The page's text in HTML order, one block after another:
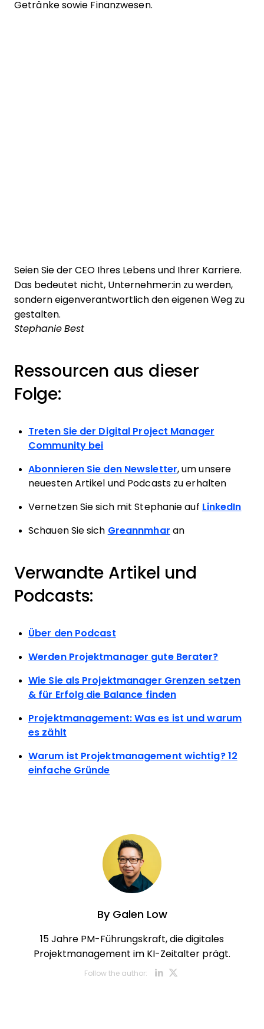
Getränke sowie Finanzwesen.
Seien Sie der CEO Ihres Lebens und Ihrer Karriere.
Das bedeutet nicht, Unternehmer:in zu werden,
sondern eigenverantwortlich den eigenen Weg zu
gestalten.
Stephanie Best
Ressourcen aus dieser
Folge:
Treten Sie der Digital Project Manager
Community bei
Abonnieren Sie den Newsletter, um unsere
neuesten Artikel und Podcasts zu erhalten
Vernetzen Sie sich mit Stephanie auf LinkedIn
Schauen Sie sich Greannmhar an
Verwandte Artikel und
Podcasts:
Über den Podcast
Werden Projektmanager gute Berater?
Wie Sie als Projektmanager Grenzen setzen
& für Erfolg die Balance finden
Projektmanagement: Was es ist und warum
es zählt
Warum ist Projektmanagement wichtig? 12
einfache Gründe
ByGalen Low
15 Jahre PM-Führungskraft, die digitales
Projektmanagement im KI-Zeitalter prägt.
Follow the author: Opens new